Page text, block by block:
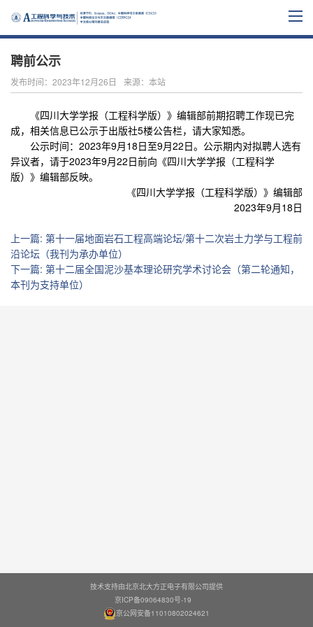
聘前公示
发布时间：2023年12月26日 来源：本站
《四川大学学报（工程科学版）》编辑部前期招聘工作现已完
成，相关信息已公示于出版社5楼公告栏，请大家知悉。
公示时间：2023年9月18日至9月22日。公示期内对拟聘人选有
异议者，请于2023年9月22日前向《四川大学学报（工程科学
版）》编辑部反映。
《四川大学学报（工程科学版）》编辑部
2023年9月18日
上一篇: 第十一届地面岩石工程高端论坛/第十二次岩土力学与工程前
沿论坛（我刊为承办单位）
下一篇: 第十二届全国泥沙基本理论研究学术讨论会（第二轮通知，
本刊为支持单位）
技术支持由北京北大方正电子有限公司提供
京ICP备09064830号-19
京公网安备11010802024621